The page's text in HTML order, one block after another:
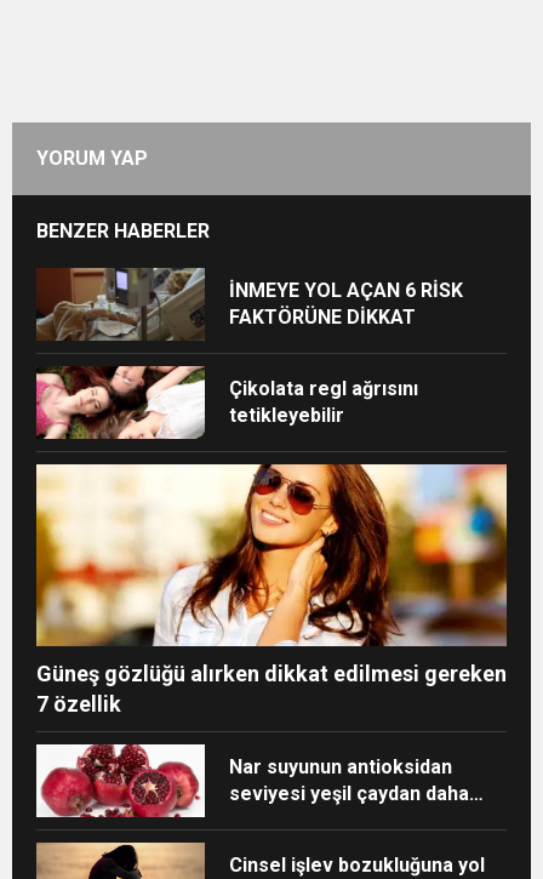
YORUM YAP
BENZER HABERLER
İNMEYE YOL AÇAN 6 RİSK
FAKTÖRÜNE DİKKAT
Çikolata regl ağrısını
tetikleyebilir
Güneş gözlüğü alırken dikkat edilmesi gereken
7 özellik
Nar suyunun antioksidan
seviyesi yeşil çaydan daha
Cinsel işlev bozukluğuna yol